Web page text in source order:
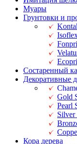
Муары
Грунтовки и
Состаренный
Декоративные
Gold
Pearl
Silver
Кора дерева